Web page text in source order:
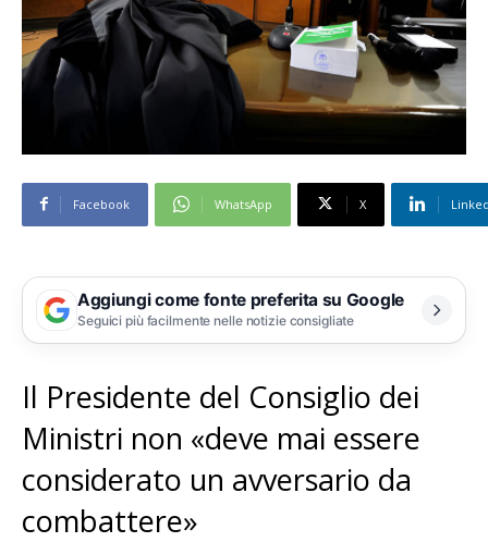
Facebook WhatsApp X
Aggiungi come fonte preferita su Google
Seguici più facilmente nelle notizie consigliate
Il Presidente del Consiglio dei
Ministri non «deve mai essere
considerato un avversario da
combattere»